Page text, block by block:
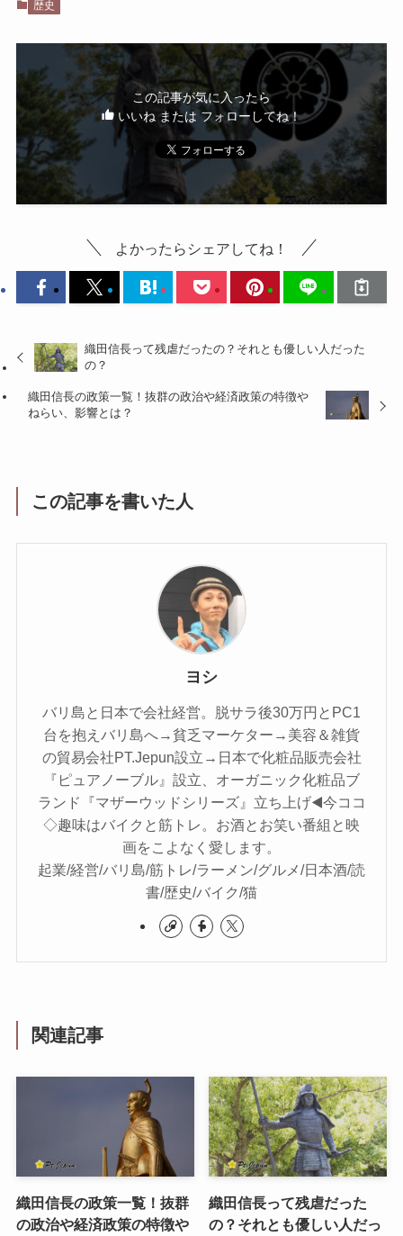
歴史
この記事が気に入ったら
いいね または フォローしてね！
よかったらシェアしてね！
織田信長って残虐だったの？それとも優しい人だった
の？
織田信長の政策一覧！抜群の政治や経済政策の特徴や
ねらい、影響とは？
この記事を書いた人
ヨシ
バリ島と日本で会社経営。脱サラ後30万円とPC1
台を抱えバリ島へ→貧乏マーケター→美容＆雑貨
の貿易会社PT.Jepun設立→日本で化粧品販売会社
『ピュアノーブル』設立、オーガニック化粧品ブ
ランド『マザーウッドシリーズ』立ち上げ◀️今ココ
◇趣味はバイクと筋トレ。お酒とお笑い番組と映
画をこよなく愛します。
起業/経営/バリ島/筋トレ/ラーメン/グルメ/日本酒/読
書/歴史/バイク/猫
関連記事
織田信長の政策一覧！抜群
の政治や経済政策の特徴や
織田信長って残虐だった
の？それとも優しい人だっ